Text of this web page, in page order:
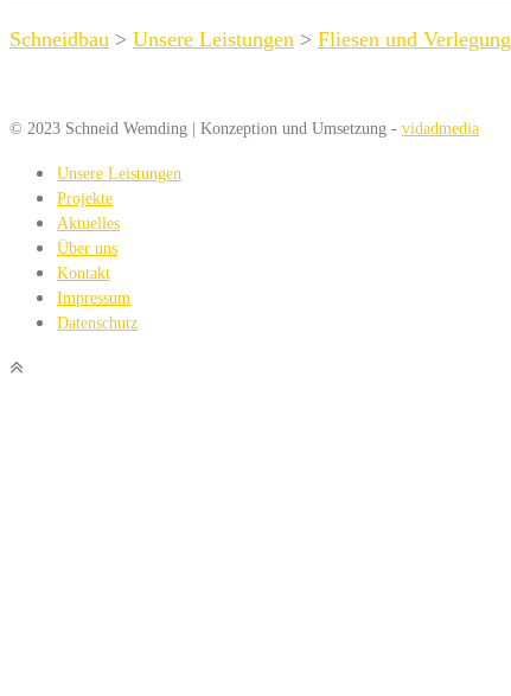
Schneidbau > Unsere Leistungen > Fliesen und Verlegung
© 2023 Schneid Wemding | Konzeption und Umsetzung - vidadmedia
Unsere Leistungen
Projekte
Aktuelles
Über uns
Kontakt
Impressum
Datenschutz